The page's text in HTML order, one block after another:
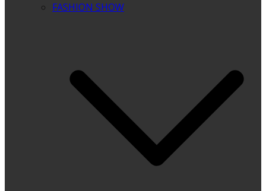
FASHION SHOW